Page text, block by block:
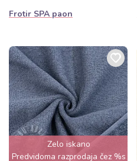
Frotir SPA paon
Zelo iskano
Predvidoma razprodaja čez %s